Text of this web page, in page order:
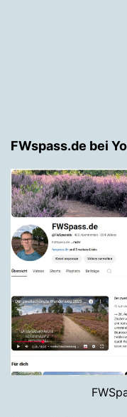
FWspass.de bei